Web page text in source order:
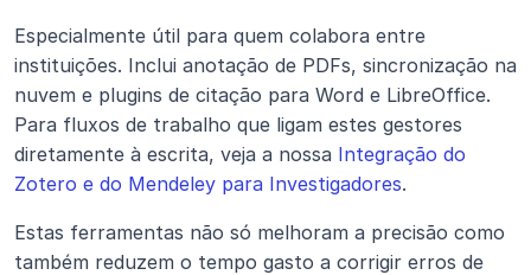
Especialmente útil para quem colabora entre
instituições. Inclui anotação de PDFs, sincronização na
nuvem e plugins de citação para Word e LibreOffice.
Para fluxos de trabalho que ligam estes gestores
diretamente à escrita, veja a nossa Integração do
Zotero e do Mendeley para Investigadores.
Estas ferramentas não só melhoram a precisão como
também reduzem o tempo gasto a corrigir erros de